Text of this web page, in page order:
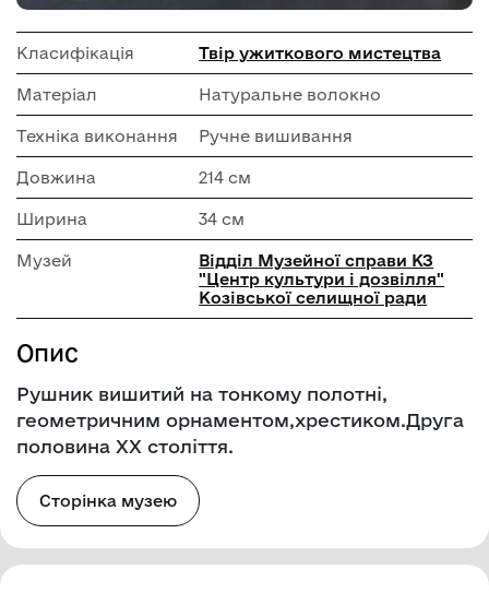
Класифікація Твір ужиткового мистецтва
Матеріал Натуральне волокно
Техніка виконання Ручне вишивання
Довжина 214 см
Ширина 34 см
Музей
Відділ Музейної справи КЗ
"Центр культури і дозвілля"
Козівської селищної ради
Опис
Рушник вишитий на тонкому полотні,
геометричним орнаментом,хрестиком.Друга
половина ХХ століття.
Сторінка музею